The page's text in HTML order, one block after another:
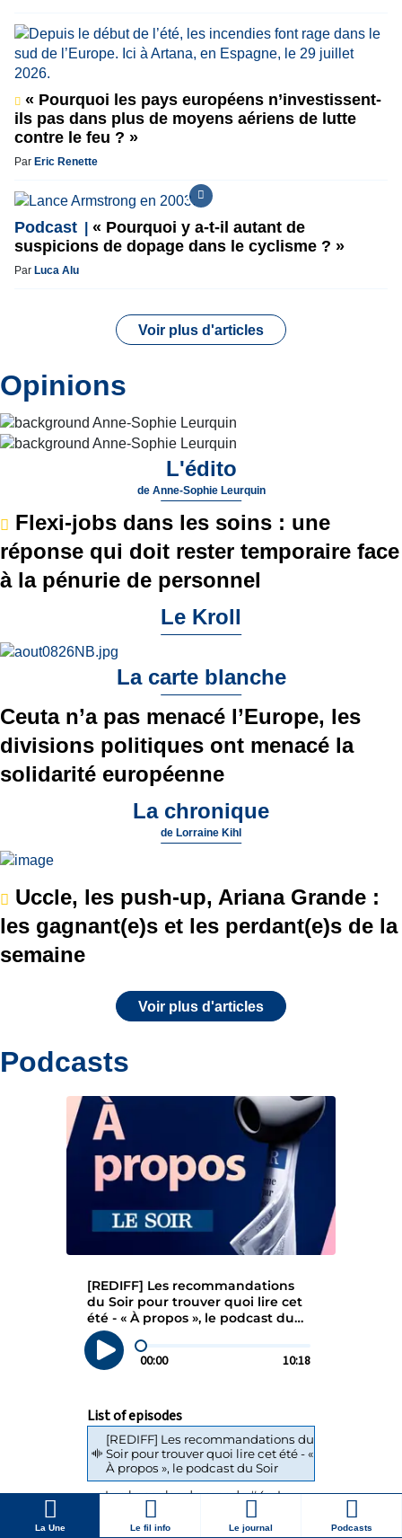
La Une Le fil info Le journal Podcasts
« Pourquoi les pays européens n’investissent-
ils pas dans plus de moyens aériens de lutte
contre le feu ? »
Par Eric Renette
Podcast
« Pourquoi y a-t-il autant de
suspicions de dopage dans le cyclisme ? »
Par Luca Alu
Voir plus d'articles
Opinions
L'édito
de Anne-Sophie Leurquin
Flexi-jobs dans les soins : une
réponse qui doit rester temporaire face
à la pénurie de personnel
Le Kroll
La carte blanche
Ceuta n’a pas menacé l’Europe, les
divisions politiques ont menacé la
solidarité européenne
La chronique
de Lorraine Kihl
Uccle, les push-up, Ariana Grande :
les gagnant(e)s et les perdant(e)s de la
semaine
Voir plus d'articles
Podcasts